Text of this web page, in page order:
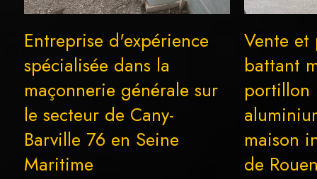
Entreprise d'expérience
spécialisée dans la
maçonnerie générale sur
le secteur de Cany-
Barville 76 en Seine
Maritime
Vente
battant
portillon
maison
de